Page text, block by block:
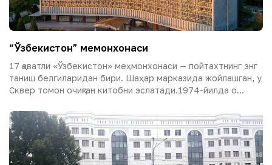
“Ўзбекистон” меҳмонхонаси
17 қаватли «Ўзбекистон» меҳмонхонаси — пойтахтнинг энг
таниш белгиларидан бири. Шаҳар марказида жойлашган, у
Сквер томон очиқган китобни эслатади.1974-йилда о...